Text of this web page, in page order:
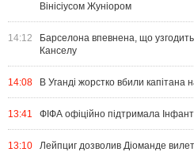
Вінісіусом Жуніором
14:12
Барселона впевнена, що
Канселу
14:08 В Уганді жорстко вбили капітана
13:41 ФІФА офіційно підтримала
13:10 Лейпциг дозволив Діоманде